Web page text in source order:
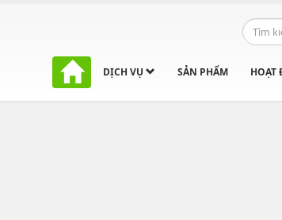
DỊCH VỤ SẢN PHẨM HOẠT